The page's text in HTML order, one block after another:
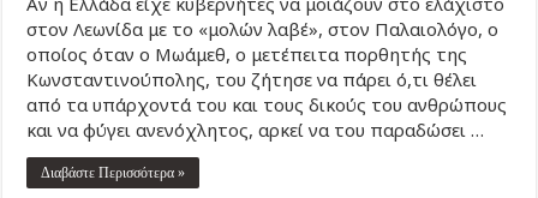
στον Λεωνίδα με το «μολών λαβέ», στον Παλαιολόγο, ο
οποίος όταν ο Μωάμεθ, ο μετέπειτα πορθητής της
Κωνσταντινούπολης, του ζήτησε να πάρει ό,τι θέλει
από τα υπάρχοντά του και τους δικούς του ανθρώπους
και να φύγει ανενόχλητος, αρκεί να του παραδώσει …
Διαβάστε Περισσότερα »